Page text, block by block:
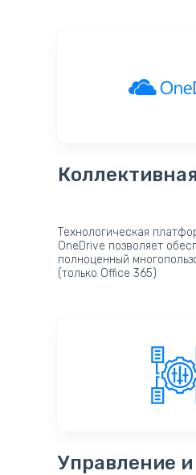
Технологическая
OneDrive позволяет
полноценный
(только Office 365)
Управление и